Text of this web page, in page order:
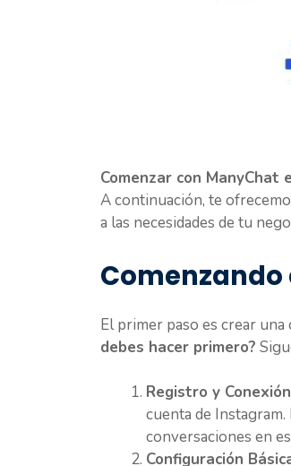
Comenzar con ManyChat
A continuación, te
a las necesidades de tu
El primer paso es crear
debes hacer primero?
Registro y
cuenta de
conversaciones en
Configuración